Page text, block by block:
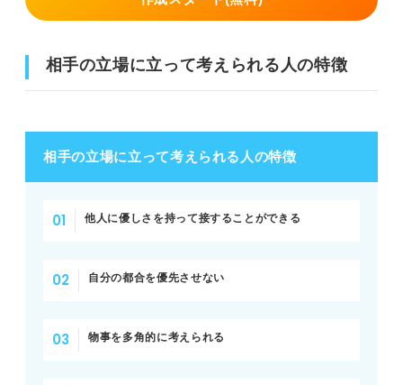
相手の立場に立って考えられる人の特徴
相手の立場に立って考えられる人の特徴
他人に優しさを持って接することができる
自分の都合を優先させない
物事を多角的に考えられる